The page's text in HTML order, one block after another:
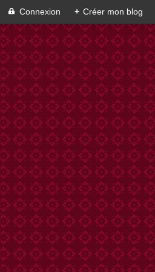
Connexion + Créer mon blog